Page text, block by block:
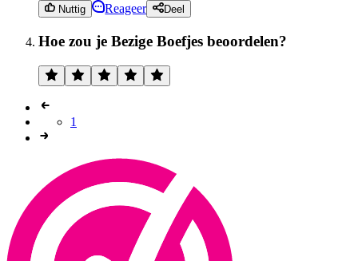
Nuttig Reageer Deel
Hoe zou je Bezige Boefjes beoordelen?
1